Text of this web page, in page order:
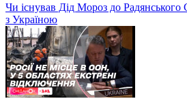
Чи існував Дід Мороз до Радянського
з Україною